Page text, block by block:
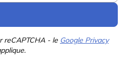
reCAPTCHA - le Google Privacy